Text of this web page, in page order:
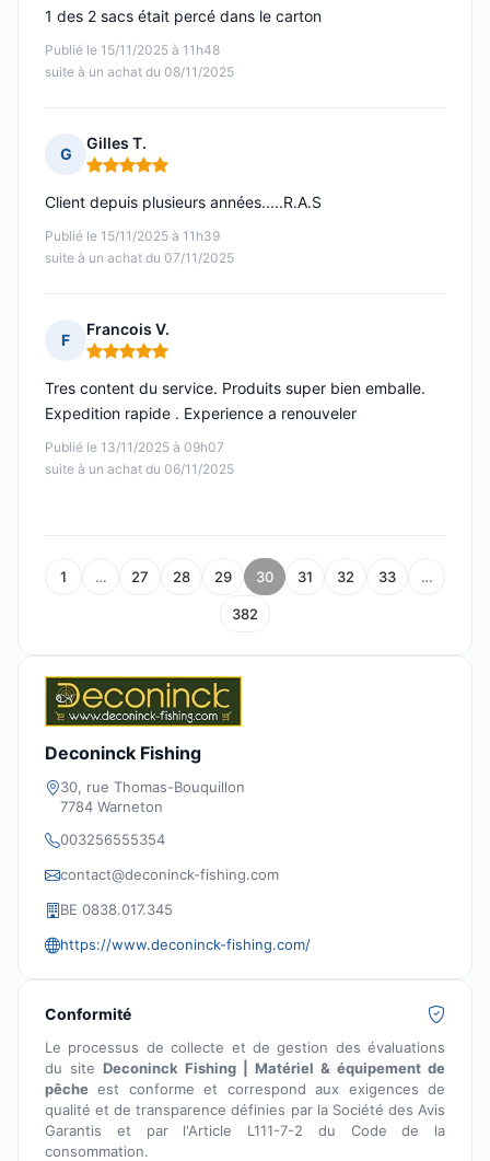
Publié le 15/11/2025 à 11h48
suite à un achat du 08/11/2025
1 des 2 sacs était percé dans le carton
G
Gilles T.
Note : 5 sur 5
Publié le 15/11/2025 à 11h39
suite à un achat du 07/11/2025
Client depuis plusieurs années.....R.A.S
F
Francois V.
Note : 5 sur 5
Publié le 13/11/2025 à 09h07
suite à un achat du 06/11/2025
Tres content du service. Produits super bien emballe.
Expedition rapide . Experience a renouveler
1 … 27 28 29 30 31 32 33 …
382
Deconinck Fishing
30, rue Thomas-Bouquillon
7784 Warneton
003256555354
contact@deconinck-fishing.com
BE 0838.017.345
https://www.deconinck-fishing.com/
Conformité
Le processus de collecte et de gestion des évaluations
du site Deconinck Fishing | Matériel & équipement de
pêche est conforme et correspond aux exigences de
qualité et de transparence définies par la Société des Avis
Garantis et par l'Article L111-7-2 du Code de la
consommation.